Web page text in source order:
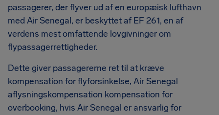
passagerer, der flyver ud af en europæisk lufthavn
med Air Senegal, er beskyttet af EF 261, en af
verdens mest omfattende lovgivninger om
flypassagerrettigheder.
Dette giver passagererne ret til at kræve
kompensation for flyforsinkelse, Air Senegal
aflysningskompensation kompensation for
overbooking, hvis Air Senegal er ansvarlig for